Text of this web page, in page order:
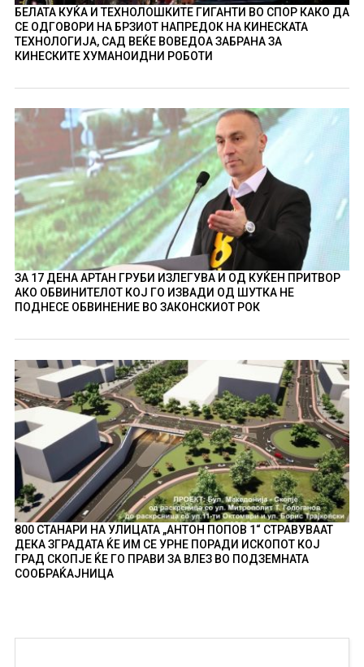
БЕЛАТА КУЌА И ТЕХНОЛОШКИТЕ ГИГАНТИ ВО СПОР КАКО ДА
СЕ ОДГОВОРИ НА БРЗИОТ НАПРЕДОК НА КИНЕСКАТА
ТЕХНОЛОГИЈА, САД ВЕЌЕ ВОВЕДОА ЗАБРАНА ЗА
КИНЕСКИТЕ ХУМАНОИДНИ РОБОТИ
ЗА 17 ДЕНА АРТАН ГРУБИ ИЗЛЕГУВА И ОД КУЌЕН ПРИТВОР
АКО ОБВИНИТЕЛОТ КОЈ ГО ИЗВАДИ ОД ШУТКА НЕ
ПОДНЕСЕ ОБВИНЕНИЕ ВО ЗАКОНСКИОТ РОК
800 СТАНАРИ НА УЛИЦАТА „АНТОН ПОПОВ 1“ СТРАВУВААТ
ДЕКА ЗГРАДАТА ЌЕ ИМ СЕ УРНЕ ПОРАДИ ИСКОПОТ КОЈ
ГРАД СКОПЈЕ ЌЕ ГО ПРАВИ ЗА ВЛЕЗ ВО ПОДЗЕМНАТА
СООБРАЌАЈНИЦА